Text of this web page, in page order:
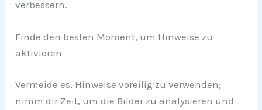
verbessern.
Finde den besten Moment, um Hinweise zu
aktivieren
Vermeide es, Hinweise voreilig zu verwenden;
nimm dir Zeit, um die Bilder zu analysieren und